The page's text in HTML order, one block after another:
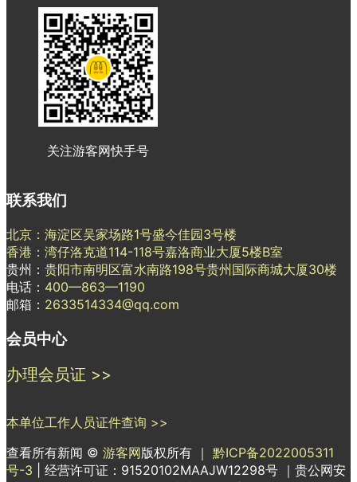
关注游客网快手号
联系我们
北京：海淀区吴家场路1号盛今佳园3号楼
香港：湾仔洛克道114-118号嘉洛商业大厦5楼B室
贵州： 贵阳市南明区富水南路198号贵州国际商城大厦30楼
电话： 400—863—1190
邮箱： 2633514334@qq.com
会员中心
办理会员证 >>
本单位工作人员证件查询 >>
查看所有新闻 © 游客网版权所有 ｜ 黔ICP备2022005311
号-3
| 经营许可证：91520102MAAJW12298号 ｜贵公网安